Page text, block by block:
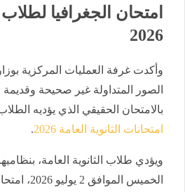
امتحان الجغرافيا لطلاب
2026
وأكدت غرفة العمليات المركزية
الصور المتداولة غير صحيحة
بالامتحان الحقيقي الذي يؤديه
امتحانات الثانوية العامة 2026
.
ويؤدي طلاب الثانوية العامة،
الخميس